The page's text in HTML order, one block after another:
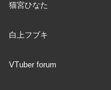
猫宮ひなた
白上フブキ
VTuber forum